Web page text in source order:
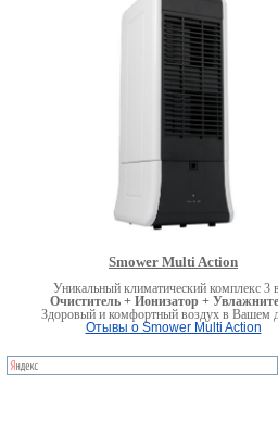
Smower Multi Action
Уникальный климатический комплекс 3
Очиститель + Ионизатор +
Здоровый и комфортный воздух в Вашем
Отывы о Smower Multi Action